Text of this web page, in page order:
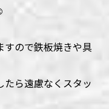
すので鉄板焼きや具
ら遠慮なくスタッ